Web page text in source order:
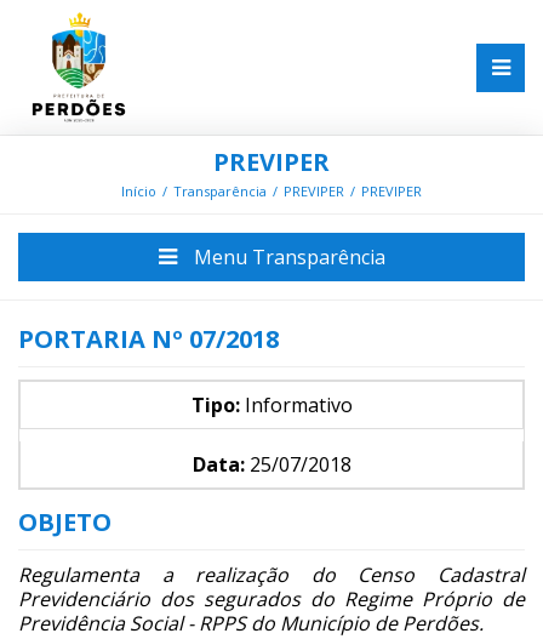
PREVIPER
Início Transparência PREVIPER PREVIPER
Menu Transparência
PORTARIA Nº 07/2018
Tipo:Informativo
Data:25/07/2018
OBJETO
Regulamenta a realização do Censo Cadastral
Previdenciário dos segurados do Regime Próprio de
Previdência Social - RPPS do Município de Perdões.